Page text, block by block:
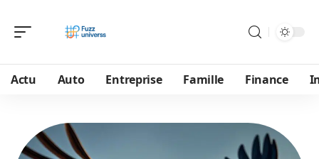
Actu Auto Entreprise Famille Finance